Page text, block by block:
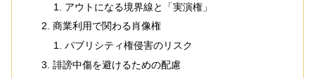
アウトになる境界線と「実演権」
商業利用で関わる肖像権
パブリシティ権侵害のリスク
誹謗中傷を避けるための配慮